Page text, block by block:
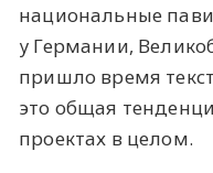
национальные
у Германии,
пришло время
это общая
проектах в целом.